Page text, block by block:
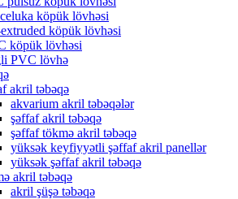
köpük lövhəsi
köpük lövhəsi
köpük lövhəsi
PVC lövhə
akril təbəqə
akvarium akril təbəqələr
şəffaf akril təbəqə
şəffaf tökmə akril təbəqə
yüksək keyfiyyətli şəffaf akril panellər
yüksək şəffaf akril təbəqə
akril təbəqə
akril şüşə təbəqə